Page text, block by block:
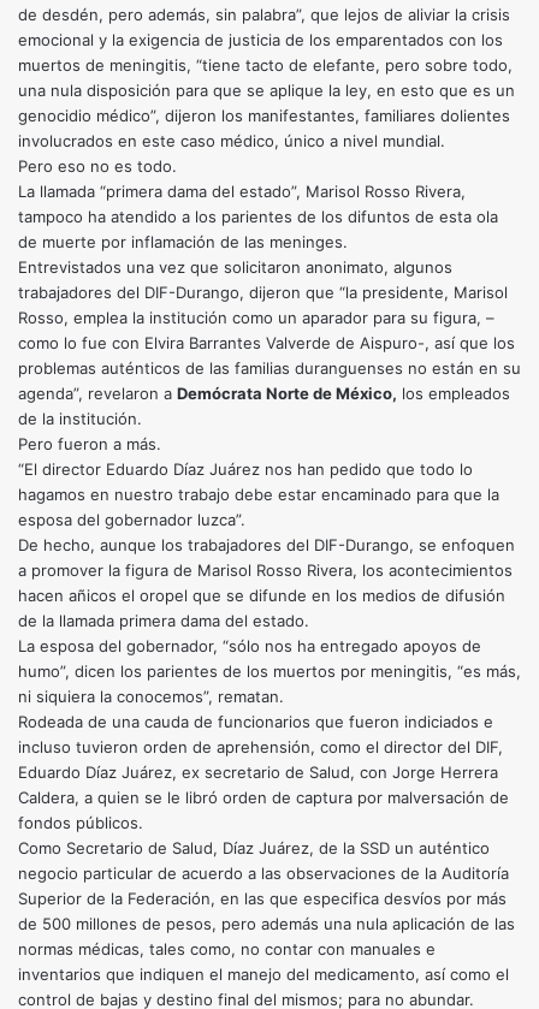
de desdén, pero además, sin palabra”, que lejos de aliviar la crisis
emocional y la exigencia de justicia de los emparentados con los
muertos de meningitis, “tiene tacto de elefante, pero sobre todo,
una nula disposición para que se aplique la ley, en esto que es un
genocidio médico”, dijeron los manifestantes, familiares dolientes
involucrados en este caso médico, único a nivel mundial.
Pero eso no es todo.
La llamada “primera dama del estado”, Marisol Rosso Rivera,
tampoco ha atendido a los parientes de los difuntos de esta ola
de muerte por inflamación de las meninges.
Entrevistados una vez que solicitaron anonimato, algunos
trabajadores del DIF-Durango, dijeron que “la presidente, Marisol
Rosso, emplea la institución como un aparador para su figura, –
como lo fue con Elvira Barrantes Valverde de Aispuro-, así que los
problemas auténticos de las familias duranguenses no están en su
agenda”, revelaron a Demócrata Norte de México, los empleados
de la institución.
Pero fueron a más.
“El director Eduardo Díaz Juárez nos han pedido que todo lo
hagamos en nuestro trabajo debe estar encaminado para que la
esposa del gobernador luzca”.
De hecho, aunque los trabajadores del DIF-Durango, se enfoquen
a promover la figura de Marisol Rosso Rivera, los acontecimientos
hacen añicos el oropel que se difunde en los medios de difusión
de la llamada primera dama del estado.
La esposa del gobernador, “sólo nos ha entregado apoyos de
humo”, dicen los parientes de los muertos por meningitis, “es más,
ni siquiera la conocemos”, rematan.
Rodeada de una cauda de funcionarios que fueron indiciados e
incluso tuvieron orden de aprehensión, como el director del DIF,
Eduardo Díaz Juárez, ex secretario de Salud, con Jorge Herrera
Caldera, a quien se le libró orden de captura por malversación de
fondos públicos.
Como Secretario de Salud, Díaz Juárez, de la SSD un auténtico
negocio particular de acuerdo a las observaciones de la Auditoría
Superior de la Federación, en las que especifica desvíos por más
de 500 millones de pesos, pero además una nula aplicación de las
normas médicas, tales como, no contar con manuales e
inventarios que indiquen el manejo del medicamento, así como el
control de bajas y destino final del mismos; para no abundar.